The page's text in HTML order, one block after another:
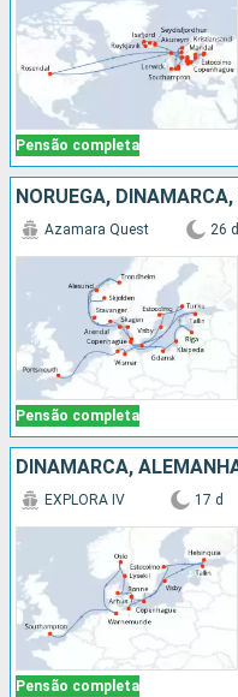
Pensão completa
Pensão completa
Azamara Quest 26 d
Pensão completa
EXPLORA IV 17 d